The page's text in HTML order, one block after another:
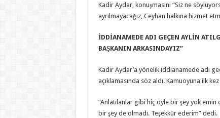
Kadir Aydar, konuşmasını “Siz ne
ayrılmayacağız, Ceyhan halkına hizmet
İDDİANAMEDE ADI GEÇEN AYLİN
BAŞKANIN ARKASINDAYIZ’’
Kadir Aydar’a yönelik iddianamede adı
açıklamasında söz aldı. Kamuoyuna ilk
“Anlatılanlar gibi hiç öyle bir şey yok emin
bir şey de olmadı. Teşekkür ederim” dedi.